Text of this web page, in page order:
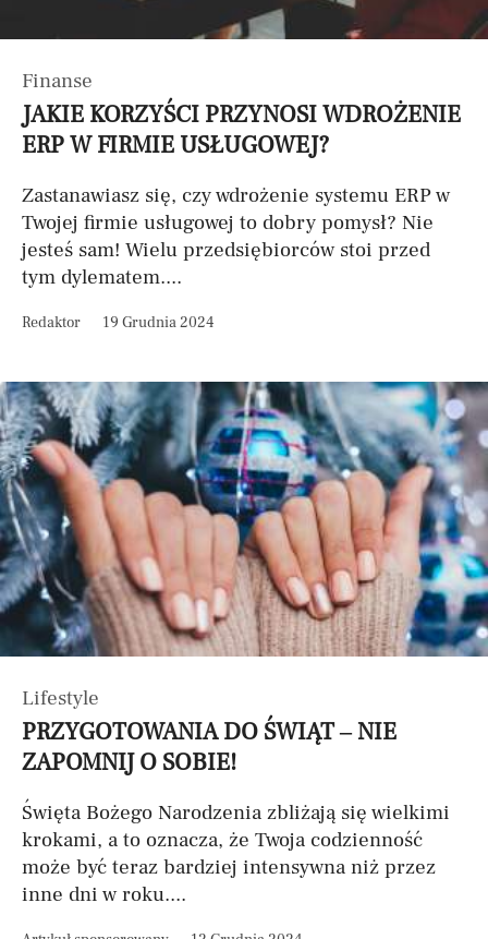
Finanse
JAKIE KORZYŚCI PRZYNOSI WDROŻENIE
ERP W FIRMIE USŁUGOWEJ?
Zastanawiasz się, czy wdrożenie systemu ERP w
Twojej firmie usługowej to dobry pomysł? Nie
jesteś sam! Wielu przedsiębiorców stoi przed
tym dylematem....
Redaktor 19 Grudnia 2024
Lifestyle
PRZYGOTOWANIA DO ŚWIĄT – NIE
ZAPOMNIJ O SOBIE!
Święta Bożego Narodzenia zbliżają się wielkimi
krokami, a to oznacza, że Twoja codzienność
może być teraz bardziej intensywna niż przez
inne dni w roku....